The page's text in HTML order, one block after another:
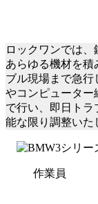
ロックワンでは
あらゆる機材を積
ブル現場まで急行
やコンピューター
で行い、即日ト
能な限り調整いた
作業員